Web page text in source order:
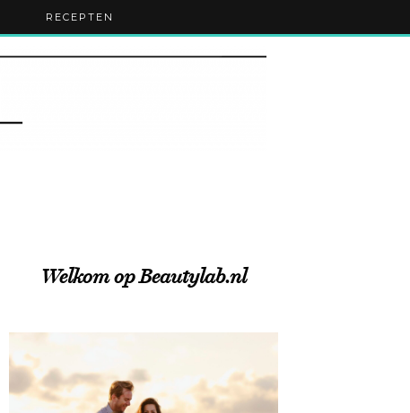
RECEPTEN
Welkom op Beautylab.nl